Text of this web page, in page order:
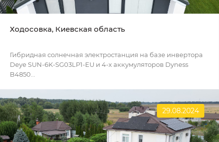
Ходосовка, Киевская область
Гибридная солнечная электростанция на базе инвертора
Deye SUN-6K-SG03LP1-EU и 4-х аккумуляторов Dyness
B4850...
29.08.2024